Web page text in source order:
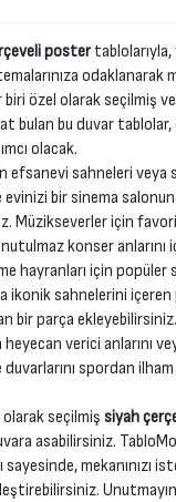
poster
odaklanarak
özel olarak seçilmiş
bulan bu duvar
olacak.
efsanevi sahneleri veya
bir sinema
Müzikseverler için favori
konser
hayranları için popüler
ikonik sahnelerini içeren
bir parça
verici anlarını
spordan
seçilmiş siyah
asabilirsiniz.
sayesinde, mekanınızı